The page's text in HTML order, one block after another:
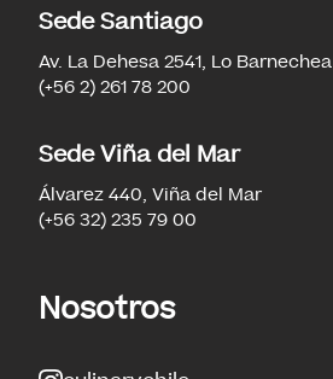
Sede Santiago
Av. La Dehesa 2541, Lo Barnechea
(+56 2) 261 78 200
Sede Viña del Mar
Álvarez 440, Viña del Mar
(+56 32) 235 79 00
Nosotros